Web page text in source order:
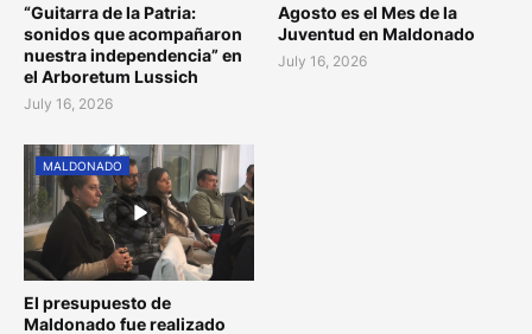
“Guitarra de la Patria:
sonidos que acompañaron
nuestra independencia” en
el Arboretum Lussich
July 16, 2026
Agosto es el Mes de la
Juventud en Maldonado
July 16, 2026
MALDONADO
El presupuesto de
Maldonado fue realizado